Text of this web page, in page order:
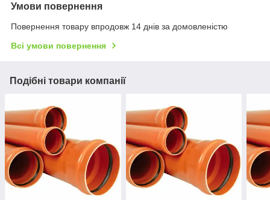
Умови повернення
Повернення товару впродовж 14 днів за домовленістю
Всі умови повернення
Подібні товари компанії